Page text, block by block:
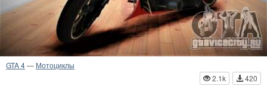
GTA 4— Мотоциклы
2.1k
420